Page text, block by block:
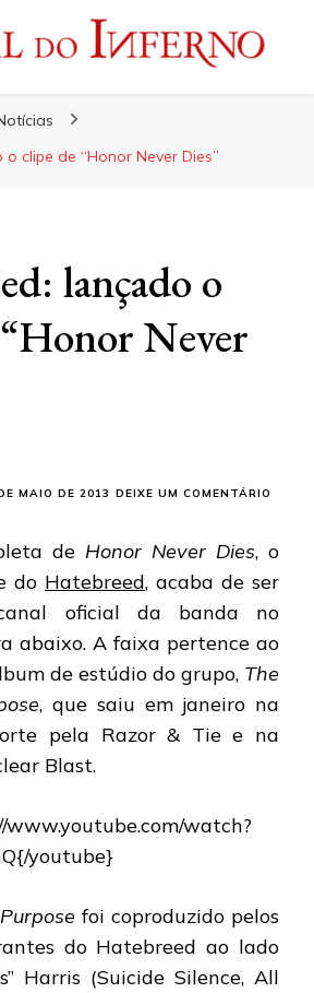
clipe de “Honor Never Dies”
lançado o
Never
MAIO DE 2013 DEIXE UM COMENTÁRIO
O
DE
DIES”
de Honor Never Dies, o
do Hatebreed, acaba de ser
oficial da banda no
abaixo. A faixa pertence ao
de estúdio do grupo, The
, que saiu em janeiro na
pela Razor & Tie e na
Blast.
watch?
youtube}
foi coproduzido pelos
do Hatebreed ao lado
Harris (Suicide Silence, All